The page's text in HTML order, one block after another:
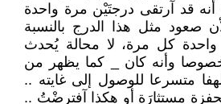
أنه قد آرتقى درجتَيْن مرة واحدة
صعود مثل هذا الدرج بالنسبة
كل مرة، لا محالة يُحدث
خصوصا وأنه كان _ كما يظهر من
متسرعا للوصول إلى غايته ..
مستثارَة أو هكذا آفترضْتُ ..